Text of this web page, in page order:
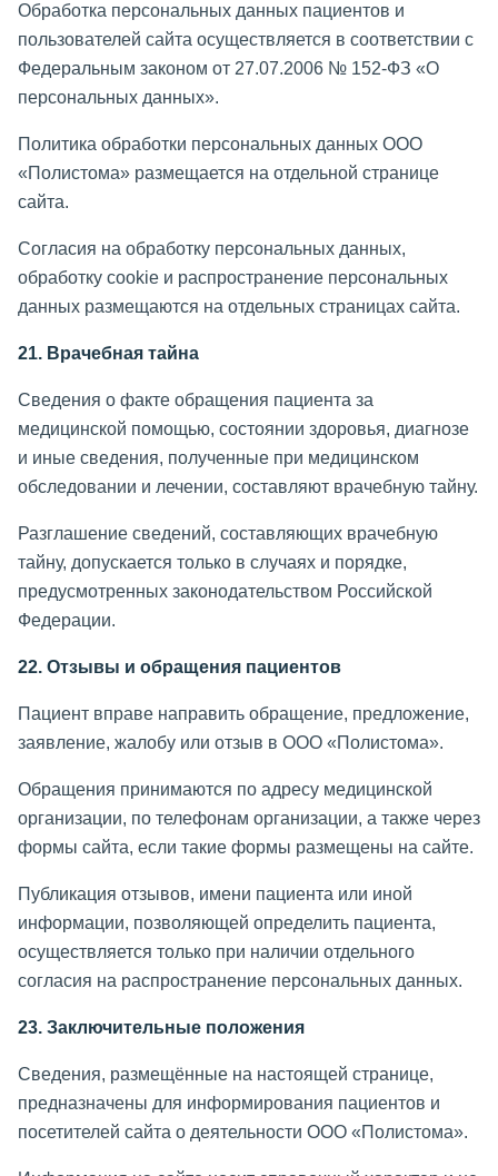
Обработка персональных данных пациентов и
пользователей сайта осуществляется в соответствии с
Федеральным законом от 27.07.2006 № 152-ФЗ «О
персональных данных».
Политика обработки персональных данных ООО
«Полистома» размещается на отдельной странице
сайта.
Согласия на обработку персональных данных,
обработку cookie и распространение персональных
данных размещаются на отдельных страницах сайта.
21. Врачебная тайна
Сведения о факте обращения пациента за
медицинской помощью, состоянии здоровья, диагнозе
и иные сведения, полученные при медицинском
обследовании и лечении, составляют врачебную тайну.
Разглашение сведений, составляющих врачебную
тайну, допускается только в случаях и порядке,
предусмотренных законодательством Российской
Федерации.
22. Отзывы и обращения пациентов
Пациент вправе направить обращение, предложение,
заявление, жалобу или отзыв в ООО «Полистома».
Обращения принимаются по адресу медицинской
организации, по телефонам организации, а также через
формы сайта, если такие формы размещены на сайте.
Публикация отзывов, имени пациента или иной
информации, позволяющей определить пациента,
осуществляется только при наличии отдельного
согласия на распространение персональных данных.
23. Заключительные положения
Сведения, размещённые на настоящей странице,
предназначены для информирования пациентов и
посетителей сайта о деятельности ООО «Полистома».